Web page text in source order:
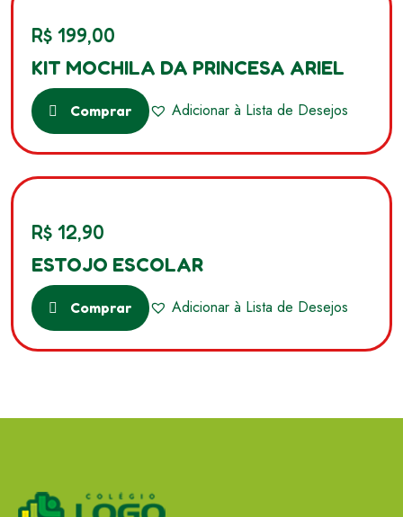
R$ 199,00
KIT MOCHILA DA PRINCESA ARIEL
Comprar Adicionar à Lista de Desejos
R$ 12,90
ESTOJO ESCOLAR
Comprar Adicionar à Lista de Desejos